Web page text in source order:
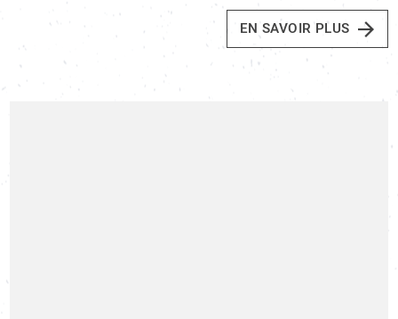
EN SAVOIR PLUS